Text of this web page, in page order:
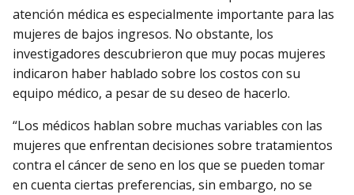
atención médica es especialmente importante para las
mujeres de bajos ingresos. No obstante, los
investigadores descubrieron que muy pocas mujeres
indicaron haber hablado sobre los costos con su
equipo médico, a pesar de su deseo de hacerlo.
“Los médicos hablan sobre muchas variables con las
mujeres que enfrentan decisiones sobre tratamientos
contra el cáncer de seno en los que se pueden tomar
en cuenta ciertas preferencias, sin embargo, no se